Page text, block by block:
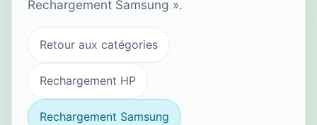
Rechargement Samsung ».
Retour aux catégories
Rechargement HP
Rechargement Samsung